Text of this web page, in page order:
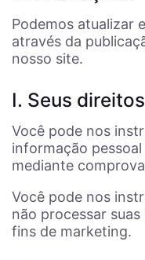
Podemos atualizar
através da
nosso site.
I. Seus direitos
Você pode nos
informação
mediante
Você pode nos
não processar
fins de marketing.